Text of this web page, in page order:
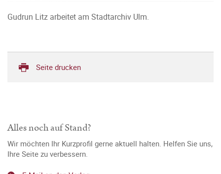
Gudrun Litz arbeitet am Stadtarchiv Ulm.
Seite drucken
Alles noch auf Stand?
Wir möchten Ihr Kurzprofil gerne aktuell halten. Helfen Sie uns,
Ihre Seite zu verbessern.